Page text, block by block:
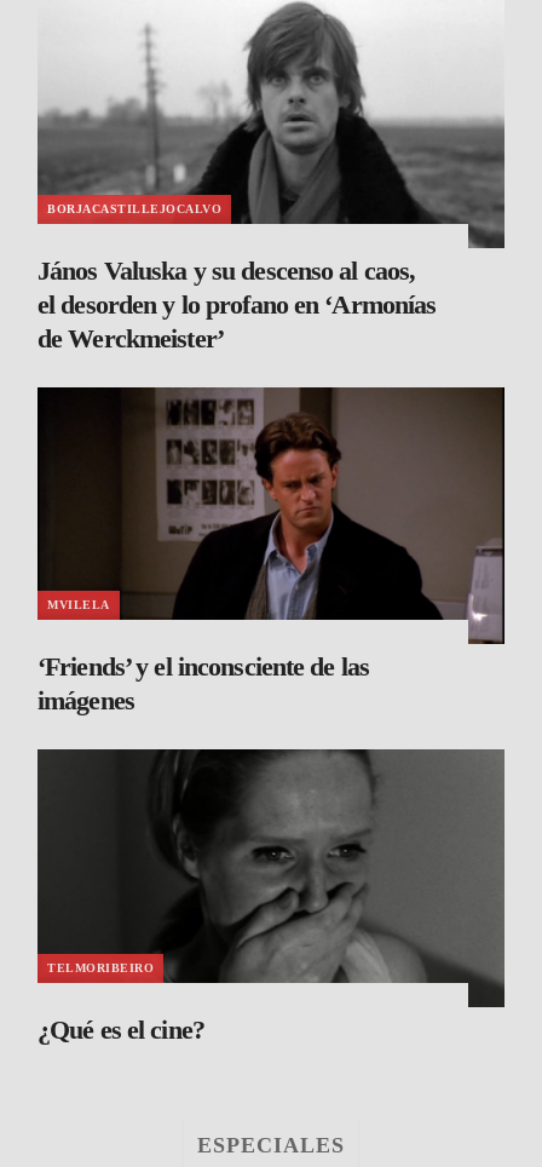
BORJACASTILLEJOCALVO
János Valuska y su descenso al caos,
el desorden y lo profano en ‘Armonías
de Werckmeister’
MVILELA
‘Friends’ y el inconsciente de las
imágenes
TELMORIBEIRO
¿Qué es el cine?
ESPECIALES